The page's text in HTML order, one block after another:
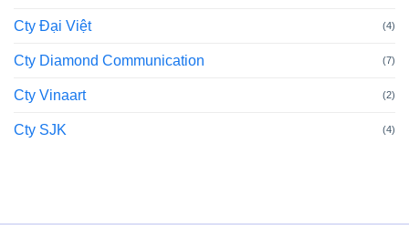
Cty Đại Việt (4)
Cty Diamond Communication (7)
Cty Vinaart (2)
Cty SJK (4)